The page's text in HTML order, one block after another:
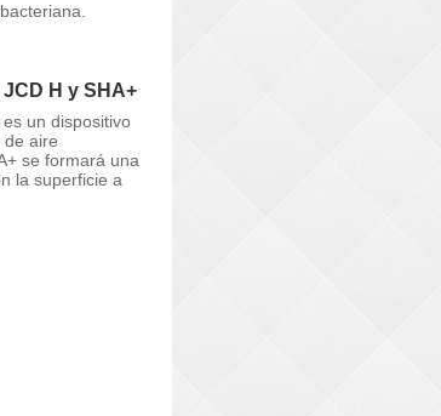
H y SHA+
un dispositivo
aire
se formará una
la superficie a